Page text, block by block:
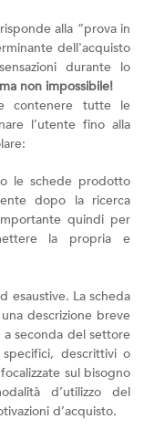
alla “prova in
dell'acquisto
durante lo
ma non impossibile!
contenere tutte le
l’utente fino alla
le schede prodotto
dopo la ricerca
quindi per
la propria e
esaustive. La scheda
descrizione breve
seconda del settore
descrittivi o
sul bisogno
d’utilizzo del
d’acquisto.